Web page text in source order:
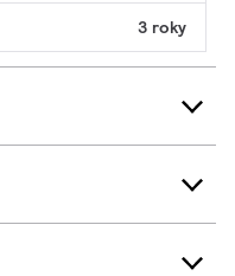
3 roky